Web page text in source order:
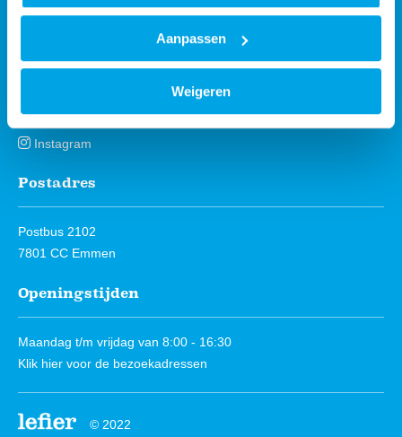
Aanpassen
Weigeren
088 - 203 3000
Volg ons
Facebook
Instagram
Postadres
Postbus 2102
7801 CC Emmen
Openingstijden
Maandag t/m vrijdag van 8:00 - 16:30
Klik hier voor de bezoekadressen
© 2022